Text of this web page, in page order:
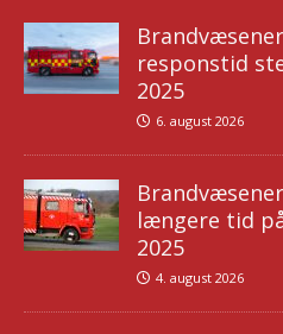
responstid
2025
6. august 2026
længere tid
2025
4. august 2026